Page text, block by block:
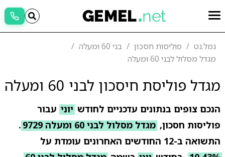
גמל.נט פוליסות חסכון
בני 60 ומעלה
מגדל מסלול לבני 60 ומעלה
מגדל פוליסת חיסכון לבני 60 ומעלה
הנכם צופים בנתונים עדכניים לחודש יוני עבור
פוליסות חסכון, מגדל מסלול לבני 60 ומעלה 9729
.
התשואה ב-12 החודשים האחרונים עומדת על